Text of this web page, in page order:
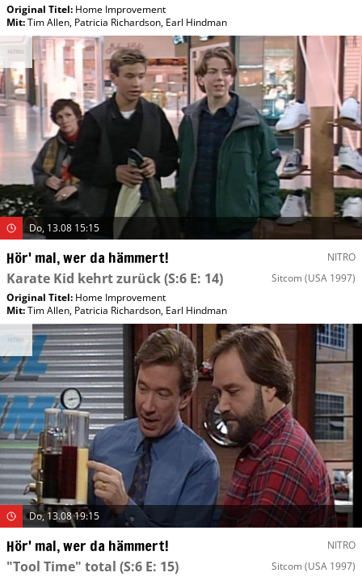
Original Titel: Home Improvement
Mit:Tim Allen, Patricia Richardson, Earl Hindman
Do, 13.08 15:15
Hör' mal, wer da hämmert! NITRO
Karate Kid kehrt zurück(S:6 E: 14) Sitcom (USA 1997)
Original Titel: Home Improvement
Mit:Tim Allen, Patricia Richardson, Earl Hindman
Do, 13.08 19:15
Hör' mal, wer da hämmert! NITRO
"Tool Time" total (S:6 E: 15) Sitcom (USA 1997)